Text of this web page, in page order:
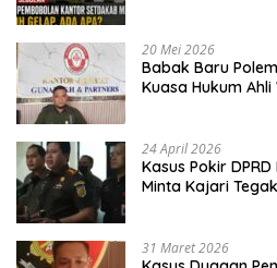
20 Mei 2026
Babak Baru
Kuasa Hukum
24 April 2026
Kasus Pokir
Minta Kajari
31 Maret 2026